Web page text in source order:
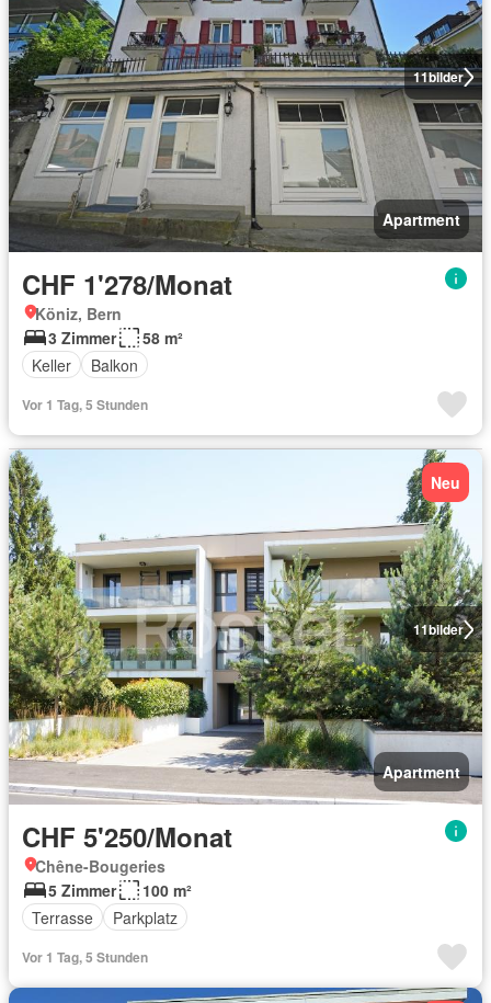
11bilder
Apartment
CHF 1'278/Monat
Köniz, Bern
3 Zimmer
58 m²
Keller
Balkon
Vor 1 Tag, 5 Stunden
11bilder
Neu
Apartment
CHF 5'250/Monat
Chêne-Bougeries
5 Zimmer
100 m²
Terrasse
Parkplatz
Vor 1 Tag, 5 Stunden